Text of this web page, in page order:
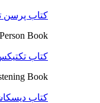
کتاب پرسن
Book
کتاب
Book
کتاب